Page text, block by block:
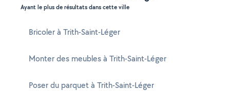
Ayant le plus de résultats dans cette ville
Bricoler à Trith-Saint-Léger
Monter des meubles à Trith-Saint-Léger
Poser du parquet à Trith-Saint-Léger